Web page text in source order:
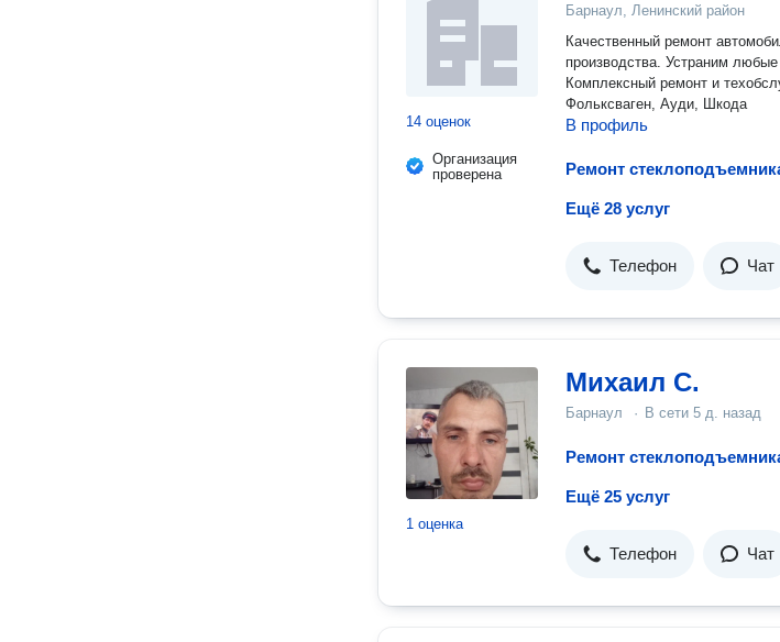
14 оценок
Организация
проверена
Барнаул, Ленинский район
Качественный ремонт
производства. Устраним
Комплексный ремонт и
Фольксваген, Ауди, Шкода
В профиль
Ещё 28 услуг
Телефон Чат
1 оценка
Михаил С.
Барнаул · В сети 5 д. назад
Ещё 25 услуг
Телефон Чат